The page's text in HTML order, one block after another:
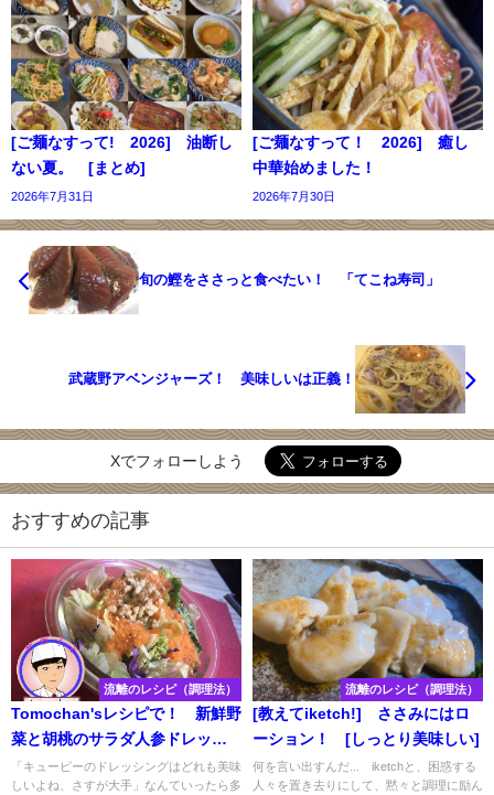
[ご麺なすって! 2026] 油断し
ない夏。 [まとめ]
2026年7月31日
[ご麺なすって！ 2026] 癒し
中華始めました！
2026年7月30日
旬の鰹をささっと食べたい！ 「てこね寿司」
武蔵野アベンジャーズ！ 美味しいは正義！
Xでフォローしよう
おすすめの記事
流離のレシピ（調理法）
Tomochan'sレシピで！ 新鮮野
菜と胡桃のサラダ人参ドレッシ
ング(女子力高め）
「キューピーのドレッシングはどれも美味
しいよね、さすが大手」なんていったら多
流離のレシピ（調理法）
[教えてiketch!] ささみにはロ
ーション！ [しっとり美味しい]
何を言い出すんだ... iketchと、困惑する
人々を置き去りにして、黙々と調理に励ん